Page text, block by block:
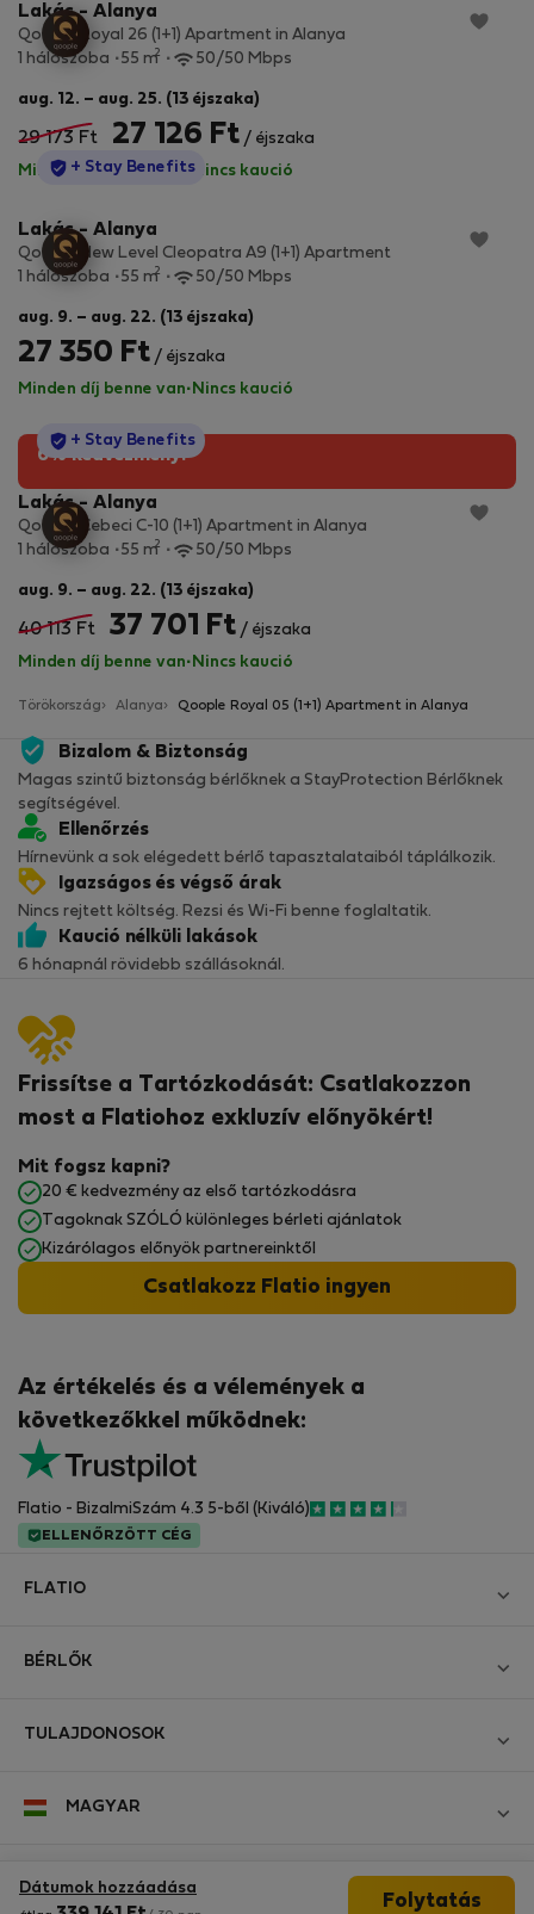
Lakás - Alanya
Qoople Royal 26 (1+1) Apartment in Alanya
1 hálószoba
55 m2 50/50 Mbps
aug. 12. – aug. 25. (13 éjszaka)
29 173 Ft 27 126 Ft / éjszaka
Minden díj benne van·Nincs kaució
StayProtection
+ Stay Benefits
Lakás - Alanya
Qoople New Level Cleopatra A9 (1+1) Apartment
1 hálószoba
55 m2 50/50 Mbps
aug. 9. – aug. 22. (13 éjszaka)
27 350 Ft / éjszaka
Minden díj benne van· Nincs kaució
6% kedvezmény!
StayProtection
+ Stay Benefits
Lakás - Alanya
Qoople Cebeci C-10 (1+1) Apartment in Alanya
1 hálószoba
55 m2 50/50 Mbps
aug. 9. – aug. 22. (13 éjszaka)
40 113 Ft 37 701 Ft / éjszaka
Minden díj benne van· Nincs kaució
Törökország Alanya Qoople Royal 05 (1+1) Apartment in Alanya
Dátumok hozzáadása
Folytatás
Bizalom & Biztonság
Magas szintű biztonság bérlőknek a StayProtection Bérlőknek
segítségével.
Ellenőrzés
Hírnevünk a sok elégedett bérlő tapasztalataiból táplálkozik.
Igazságos és végső árak
Nincs rejtett költség. Rezsi és Wi-Fi benne foglaltatik.
Kaució nélküli lakások
6 hónapnál rövidebb szállásoknál.
Az értékelés és a vélemények a
következőkkel működnek:
Flatio - BizalmiSzám 4.3 5-ből (Kiváló)
ELLENŐRZÖTT CÉG
Frissítse a Tartózkodását: Csatlakozzon
most a Flatiohoz exkluzív előnyökért!
Mit fogsz kapni?
20 € kedvezmény az első tartózkodásra
Tagoknak SZÓLÓ különleges bérleti ajánlatok
Kizárólagos előnyök partnereinktől
Csatlakozz Flatio ingyen
FLATIO
Csatlakozzon a Digitális Nomád Tesztelő Klubhoz
Üzleti feltételek
Ügyfeleink tapasztalatai
BÉRLŐK
Cégeknek
Segítség bérlőknek
TULAJDONOSOK
StayProtection bérbeadóknak
MAGYAR
Kövessen minket